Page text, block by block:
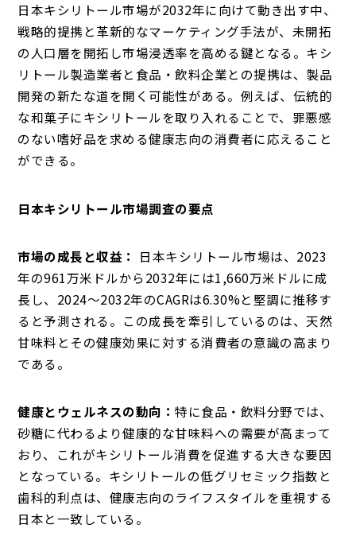
日本キシリトール市場が2032年に向けて動き出す中、
戦略的提携と革新的なマーケティング手法が、未開拓
の人口層を開拓し市場浸透率を高める鍵となる。キシ
リトール製造業者と食品・飲料企業との提携は、製品
開発の新たな道を開く可能性がある。例えば、伝統的
な和菓子にキシリトールを取り入れることで、罪悪感
のない嗜好品を求める健康志向の消費者に応えること
ができる。
日本キシリトール市場調査の要点
市場の成長と収益： 日本キシリトール市場は、2023
年の961万米ドルから2032年には1,660万米ドルに成
長し、2024～2032年のCAGRは6.30%と堅調に推移す
ると予測される。この成長を牽引しているのは、天然
甘味料とその健康効果に対する消費者の意識の高まり
である。
健康とウェルネスの動向：特に食品・飲料分野では、
砂糖に代わるより健康的な甘味料への需要が高まって
おり、これがキシリトール消費を促進する大きな要因
となっている。キシリトールの低グリセミック指数と
歯科的利点は、健康志向のライフスタイルを重視する
日本と一致している。